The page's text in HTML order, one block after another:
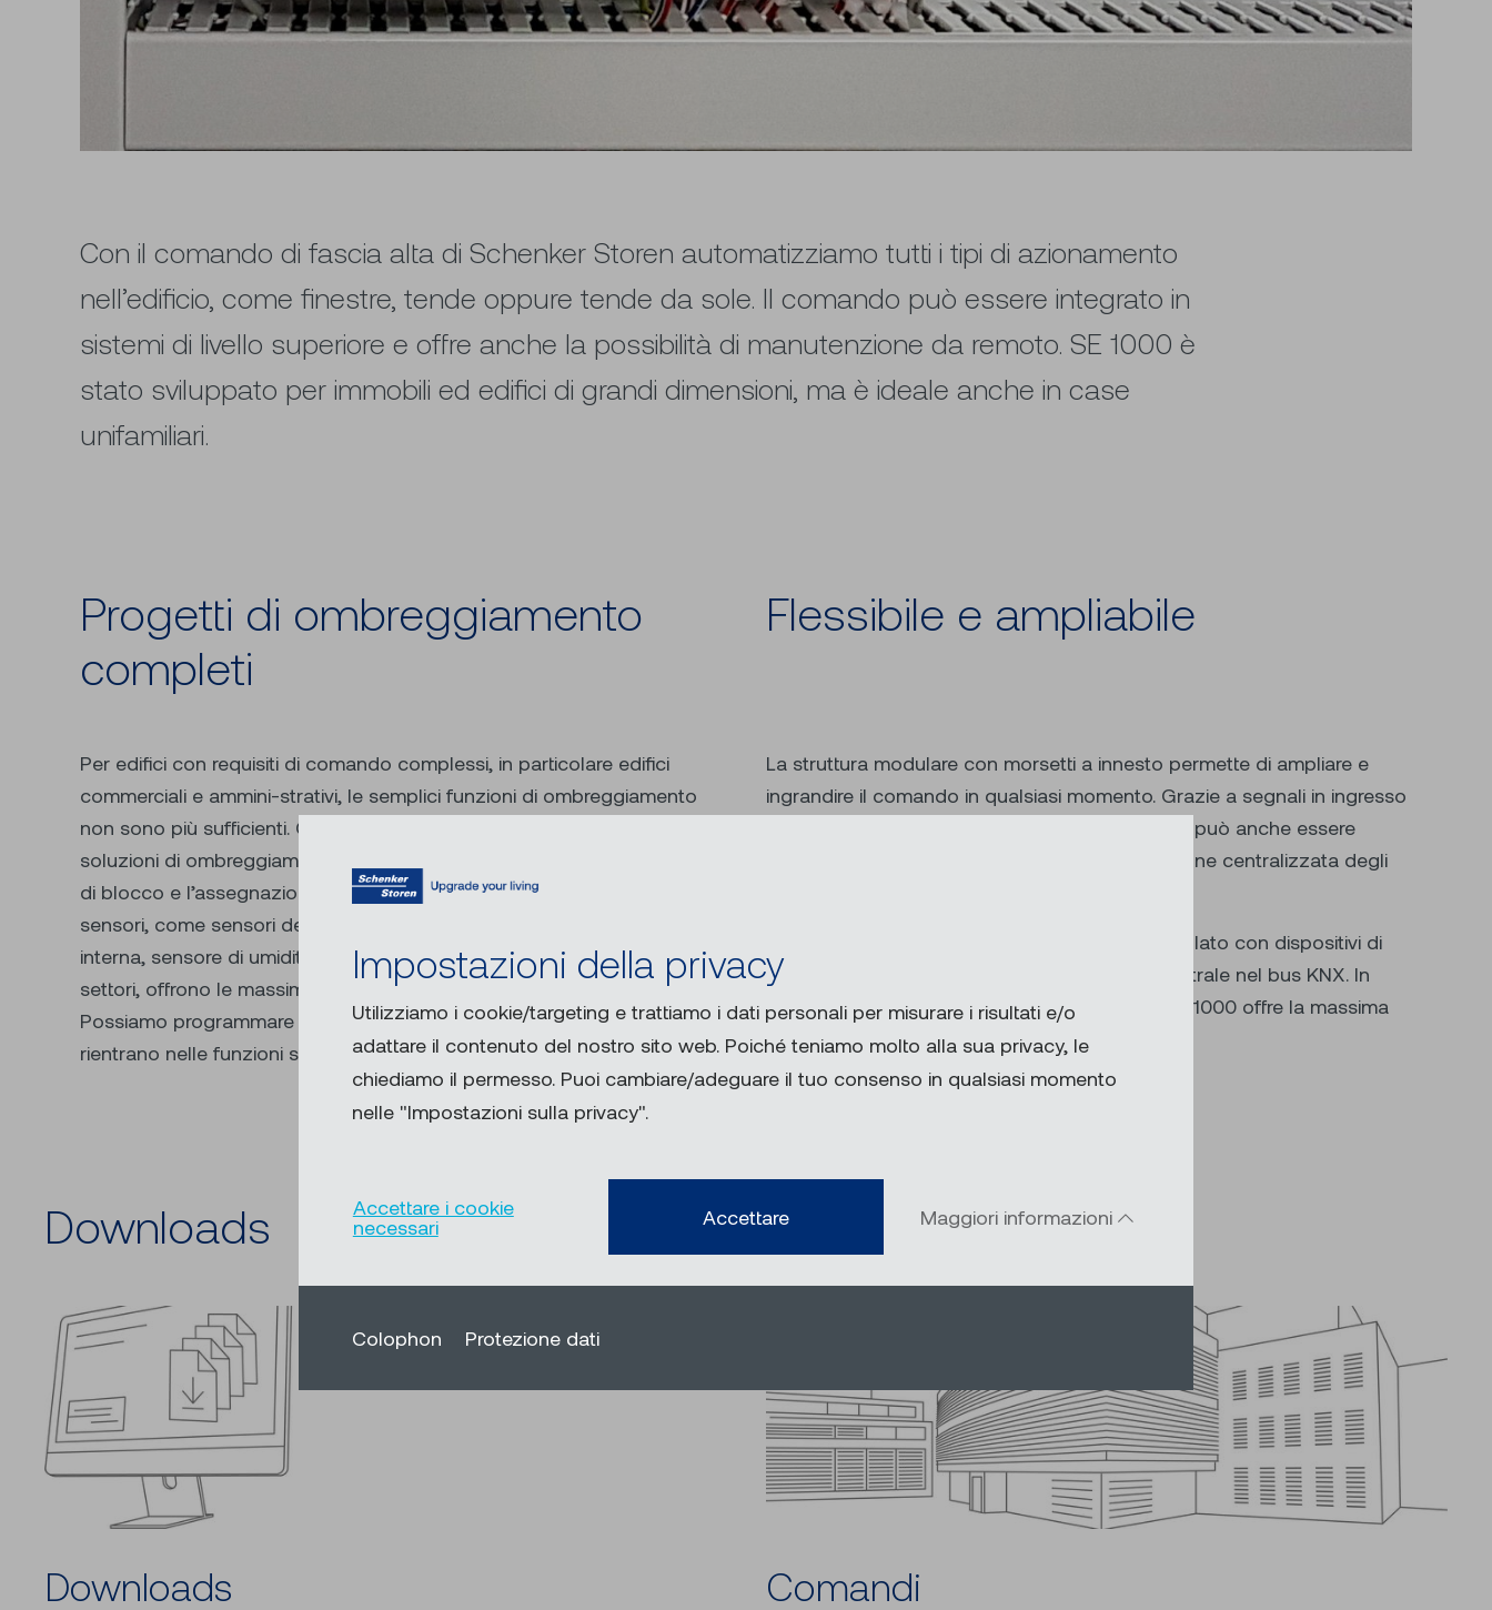
Impostazioni della privacy
Utilizziamo i cookie/targeting e trattiamo i dati personali per misurare i risultati e/o
adattare il contenuto del nostro sito web. Poiché teniamo molto alla sua privacy, le
chiediamo il permesso. Puoi cambiare/adeguare il tuo consenso in qualsiasi momento
nelle "Impostazioni sulla privacy".
Accettare i cookie
necessari
Accettare Maggiori informazioni
Colophon Protezione dati
Con il comando di fascia alta di Schenker Storen automatizziamo tutti i tipi di azionamento
nell’edificio, come finestre, tende oppure tende da sole. Il comando può essere integrato in
sistemi di livello superiore e offre anche la possibilità di manutenzione da remoto. SE 1000 è
stato sviluppato per immobili ed edifici di grandi dimensioni, ma è ideale anche in case
unifamiliari.
Progetti di ombreggiamento
completi
Per edifici con requisiti di comando complessi, in particolare edifici
commerciali e ammini-strativi, le semplici funzioni di ombreggiamento
non sono più sufficienti. Con SE 1000 è pos-sibile implementare
soluzioni di ombreggiamento complete, ampie funzioni di protezione e
di blocco e l’assegnazione di diverse priorità. L’integrazione di numerosi
sensori, come sensori del vento, piranometro, sensore di temperatura
interna, sensore di umidità dell’aria e la loro assegnazione in 32 o 64
settori, offrono le massime possibilità di automazione individuale.
Possiamo programmare anche desideri specifici dei clienti che non
rientrano nelle funzioni standard.
Flessibile e ampliabile
La struttura modulare con morsetti a innesto permette di ampliare e
ingrandire il comando in qualsiasi momento. Grazie a segnali in ingresso
e in uscita e all’integrazione in standard aper-ti, può anche essere
integrato senza problemi in un sistema di gestione centralizzata degli
A seconda delle esigenze, il sistema viene installato con dispositivi di
comando a motore con-venzionali o come centrale nel bus KNX. In
combinazione con i nostri componenti KNX, SE 1000 offre la massima
flessibilità.
Downloads
Downloads Comandi